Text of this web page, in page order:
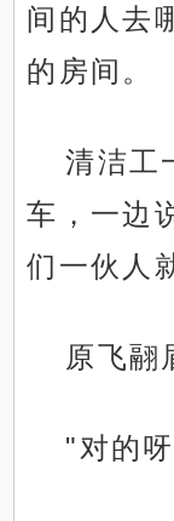
间的人去
的房间。
清洁工
车，一边
们一伙人
原飞翮
"对的